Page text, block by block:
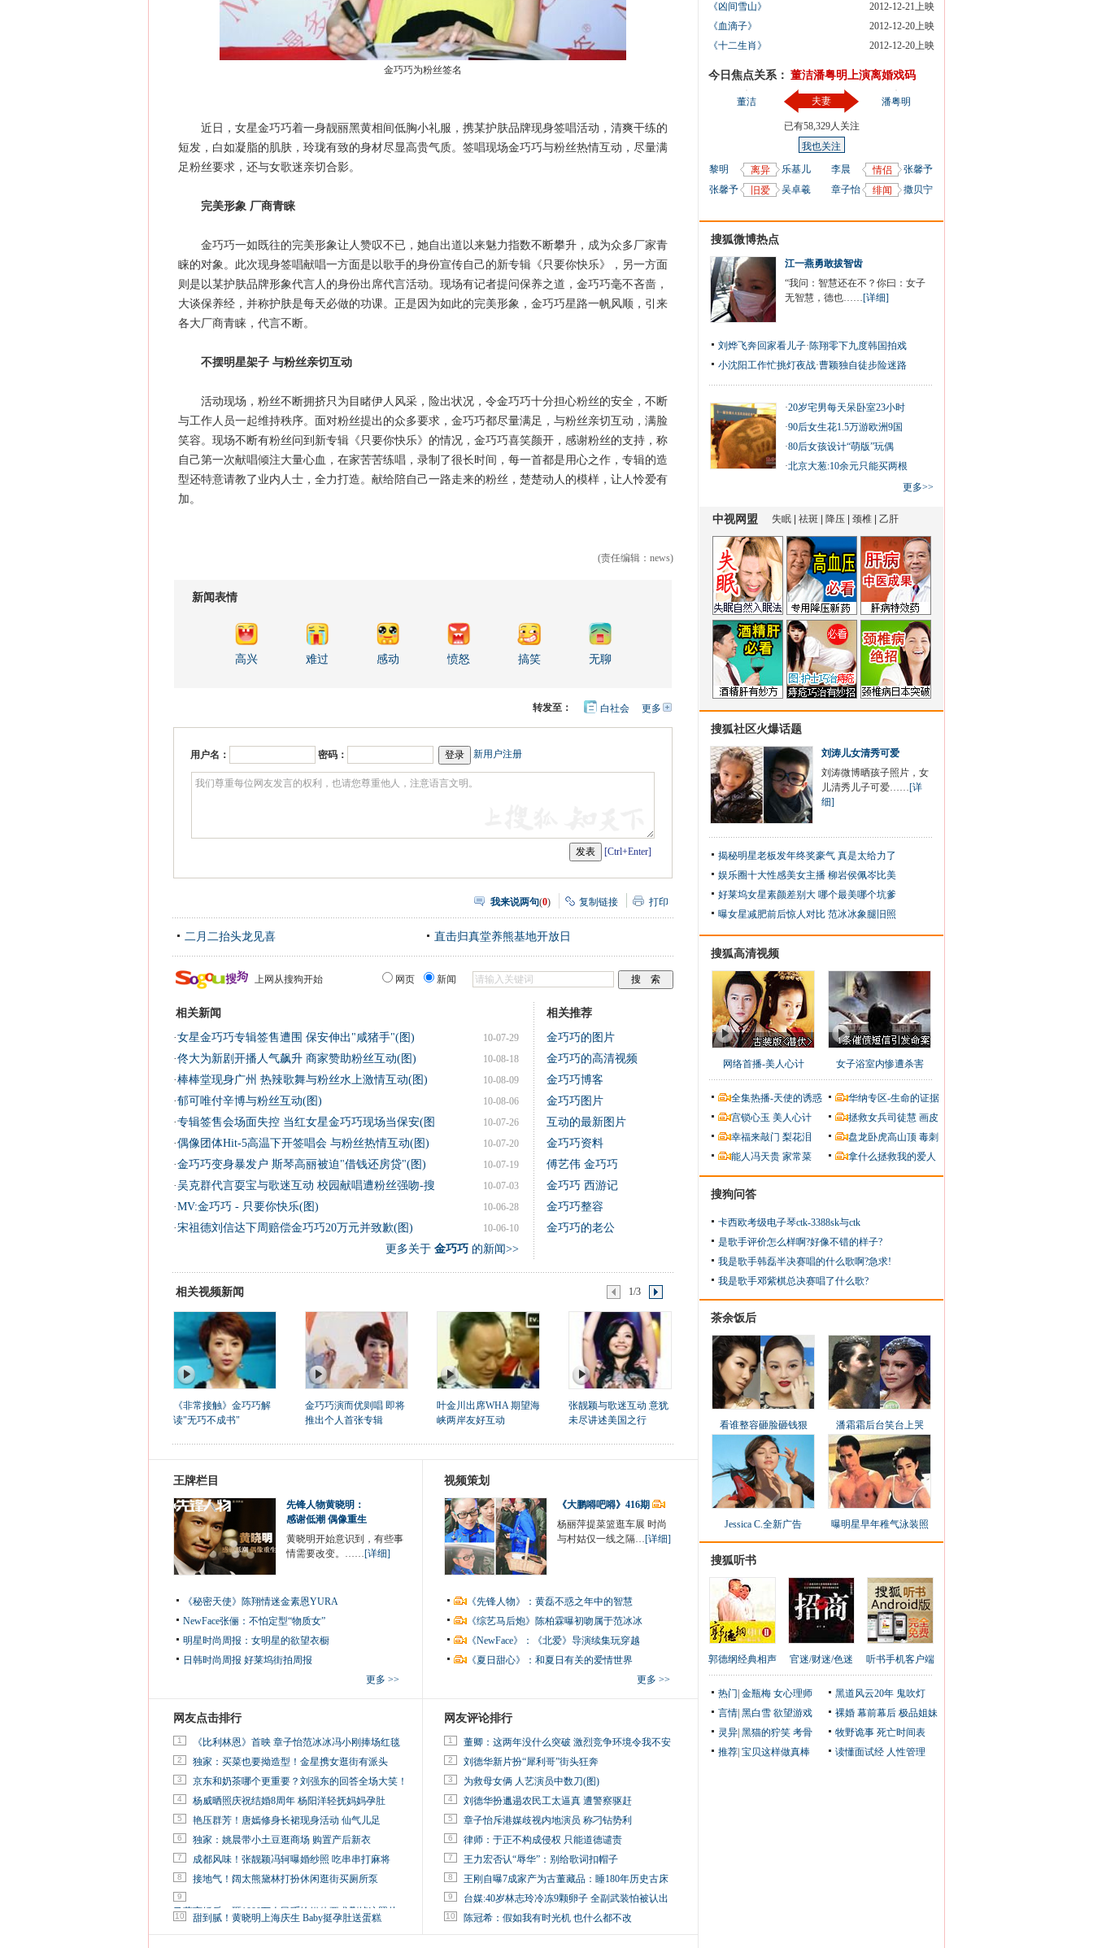
金巧巧为粉丝签名
近日，女星金巧巧着一身靓丽黑黄相间低胸小礼服，携某护肤品牌现身签唱活动，清爽干练的
短发，白如凝脂的肌肤，玲珑有致的身材尽显高贵气质。签唱现场金巧巧与粉丝热情互动，尽量满
足粉丝要求，还与女歌迷亲切合影。
完美形象 厂商青睐
金巧巧一如既往的完美形象让人赞叹不已，她自出道以来魅力指数不断攀升，成为众多厂家青
睐的对象。此次现身签唱献唱一方面是以歌手的身份宣传自己的新专辑《只要你快乐》，另一方面
则是以某护肤品牌形象代言人的身份出席代言活动。现场有记者提问保养之道，金巧巧毫不吝啬，
大谈保养经，并称护肤是每天必做的功课。正是因为如此的完美形象，金巧巧星路一帆风顺，引来
各大厂商青睐，代言不断。
不摆明星架子 与粉丝亲切互动
活动现场，粉丝不断拥挤只为目睹伊人风采，险出状况，令金巧巧十分担心粉丝的安全，不断
与工作人员一起维持秩序。面对粉丝提出的众多要求，金巧巧都尽量满足，与粉丝亲切互动，满脸
笑容。现场不断有粉丝问到新专辑《只要你快乐》的情况，金巧巧喜笑颜开，感谢粉丝的支持，称
自己第一次献唱倾注大量心血，在家苦苦练唱，录制了很长时间，每一首都是用心之作，专辑的造
型还特意请教了业内人士，全力打造。献给陪自己一路走来的粉丝，楚楚动人的模样，让人怜爱有
加。
(责任编辑：news)
新闻表情
高兴 难过 感动 愤怒 搞笑 无聊
更多开
转发至： 白社会
用户名： 密码： 新用户注册
[Ctrl+Enter]
我来说两句(0) 复制链接 打印
二月二抬头龙见喜 直击归真堂养熊基地开放日
上网从搜狗开始 网页 新闻
相关新闻
10-07-29
·女星金巧巧专辑签售遭围 保安伸出"咸猪手"(图)
10-08-18
·佟大为新剧开播人气飙升 商家赞助粉丝互动(图)
10-08-09
·棒棒堂现身广州 热辣歌舞与粉丝水上激情互动(图)
10-08-06
·郁可唯付辛博与粉丝互动(图)
10-07-26
·专辑签售会场面失控 当红女星金巧巧现场当保安(图
10-07-20
·偶像团体Hit-5高温下开签唱会 与粉丝热情互动(图)
10-07-19
·金巧巧变身暴发户 斯琴高丽被迫"借钱还房贷"(图)
10-07-03
·吴克群代言耍宝与歌迷互动 校园献唱遭粉丝强吻-搜
10-06-28
·MV:金巧巧 - 只要你快乐(图)
10-06-10
·宋祖德刘信达下周赔偿金巧巧20万元并致歉(图)
更多关于 金巧巧的新闻>>
相关推荐
金巧巧的图片
金巧巧的高清视频
金巧巧博客
金巧巧图片
互动的最新图片
金巧巧资料
傅艺伟 金巧巧
金巧巧 西游记
金巧巧整容
金巧巧的老公
相关视频新闻 1/3
《非常接触》金巧巧解
读"无巧不成书"
金巧巧演而优则唱 即将
推出个人首张专辑
叶金川出席WHA 期望海
峡两岸友好互动
张靓颖与歌迷互动 意犹
未尽讲述美国之行
王牌栏目
先锋人物黄晓明：
感谢低潮 偶像重生
黄晓明开始意识到，有些事
情需要改变。……[详细]
《秘密天使》陈翔情迷金素恩YURA
NewFace张俪：不怕定型“物质女”
明星时尚周报：女明星的欲望衣橱
日韩时尚周报 好莱坞街拍周报
更多 >>
视频策划
《大鹏嘚吧嘚》416期
杨丽萍提菜篮逛车展 时尚
与村姑仅一线之隔…[详细]
《先锋人物》：黄磊不惑之年中的智慧
《综艺马后炮》陈柏霖曝初吻属于范冰冰
《NewFace》：《北爱》导演续集玩穿越
《夏日甜心》：和夏日有关的爱情世界
更多 >>
网友点击排行
1 《比利林恩》首映 章子怡范冰冰冯小刚捧场红毯
2 独家：买菜也要拗造型！金星携女逛街有派头
3 京东和奶茶哪个更重要？刘强东的回答全场大笑！
4 杨威晒照庆祝结婚8周年 杨阳洋轻抚妈妈孕肚
5 艳压群芳！唐嫣修身长裙现身活动 仙气儿足
6 独家：姚晨带小土豆逛商场 购置产后新衣
7 成都风味！张靓颖冯轲曝婚纱照 吃串串打麻将
8 接地气！阔太熊黛林打扮休闲逛街买厕所泵
9
马蓉离婚后，砸1000万人民币给媒体要求删掉这照片
10 甜到腻！黄晓明上海庆生 Baby挺孕肚送蛋糕
网友评论排行
1 董卿：这两年没什么突破 激烈竞争环境令我不安
2 刘德华新片扮“犀利哥”街头狂奔
3 为救母女俩 人艺演员中数刀(图)
4 刘德华扮邋遢农民工太逼真 遭警察驱赶
5 章子怡斥港媒歧视内地演员 称刁钻势利
6 律师：于正不构成侵权 只能道德谴责
7 王力宏否认“辱华”：别给歌词扣帽子
8 王刚自曝7成家产为古董藏品：睡180年历史古床
9 台媒:40岁林志玲冷冻9颗卵子 全副武装怕被认出
10 陈冠希：假如我有时光机 也什么都不改
《凶间雪山》
2012-12-21上映
《血滴子》
2012-12-20上映
《十二生肖》
2012-12-20上映
今日焦点关系： 董洁潘粤明上演离婚戏码
董洁 夫妻
已有58,329人关注
我也关注
潘粤明
黎明 离异
乐基儿
张馨予
旧爱 吴卓羲
李晨 情侣
张馨予
章子怡
绯闻 撒贝宁
搜狐微博热点
江一燕勇敢拔智齿
“我问：智慧还在不？你曰：女子
无智慧，德也……[详细]
刘烨飞奔回家看儿子·陈翔零下九度韩国拍戏
小沈阳工作忙挑灯夜战·曹颖独自徒步险迷路
·20岁宅男每天呆卧室23小时
·90后女生花1.5万游欧洲9国
·80后女孩设计“萌版”玩偶
·北京大葱:10余元只能买两根
更多>>
搜狐社区火爆话题
刘涛儿女清秀可爱
刘涛微博晒孩子照片，女
儿清秀儿子可爱……[详
细]
揭秘明星老板发年终奖豪气 真是太给力了
娱乐圈十大性感美女主播 柳岩侯佩岑比美
好莱坞女星素颜差别大 哪个最美哪个坑爹
曝女星减肥前后惊人对比 范冰冰象腿旧照
搜狐高清视频
网络首播-美人心计 女子浴室内惨遭杀害
全集热播-天使的诱惑
华纳专区-生命的证据
宫锁心玉 美人心计 拯救女兵司徒慧 画皮
幸福来敲门 梨花泪 盘龙卧虎高山顶 毒刺
能人冯天贵 家常菜 拿什么拯救我的爱人
搜狗问答
卡西欧考级电子琴ctk-3388sk与ctk
是歌手评价怎么样啊?好像不错的样子?
我是歌手韩磊半决赛唱的什么歌啊?急求!
我是歌手邓紫棋总决赛唱了什么歌?
茶余饭后
看谁整容砸脸砸钱狠 潘霜霜后台笑台上哭
Jessica C.全新广告 曝明星早年稚气泳装照
搜狐听书
郭德纲经典相声 官迷/财迷/色迷 听书手机客户端
热门 金瓶梅 女心理师 黑道风云20年 鬼吹灯
言情 黑白雪 欲望游戏 裸婚 幕前幕后 极品姐妹
灵异 黑猫的狞笑 考骨 牧野诡事 死亡时间表
推荐 宝贝这样做真棒 读懂面试经 人性管理